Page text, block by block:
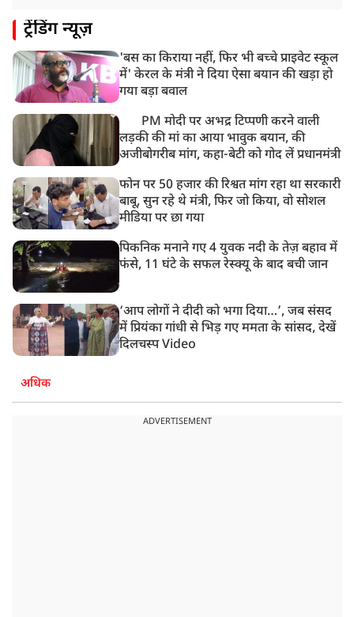
ट्रेंडिंग न्यूज़
'बस का किराया नहीं, फिर भी बच्चे प्राइवेट स्कूल
में' केरल के मंत्री ने दिया ऐसा बयान की खड़ा हो
गया बड़ा बवाल
PM मोदी पर अभद्र टिप्पणी करने वाली
लड़की की मां का आया भावुक बयान, की
अजीबोगरीब मांग, कहा-बेटी को गोद लें प्रधानमंत्री
फोन पर 50 हजार की रिश्वत मांग रहा था सरकारी
बाबू, सुन रहे थे मंत्री, फिर जो किया, वो सोशल
मीडिया पर छा गया
पिकनिक मनाने गए 4 युवक नदी के तेज़ बहाव में
फंसे, 11 घंटे के सफल रेस्क्यू के बाद बची जान
‘आप लोगों ने दीदी को भगा दिया…’, जब संसद
में प्रियंका गांधी से भिड़ गए ममता के सांसद, देखें
दिलचस्प Video
अधिक
ADVERTISEMENT